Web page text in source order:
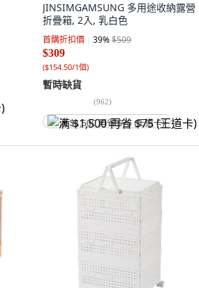
JINSIMGAMSUNG 多用途收納露營
折疊箱, 2入, 乳白色
首購折扣價 39%$509
$309
($154.50/1個)
暫時缺貨
(962)
满 $1,500 再省 $75 (王道卡)